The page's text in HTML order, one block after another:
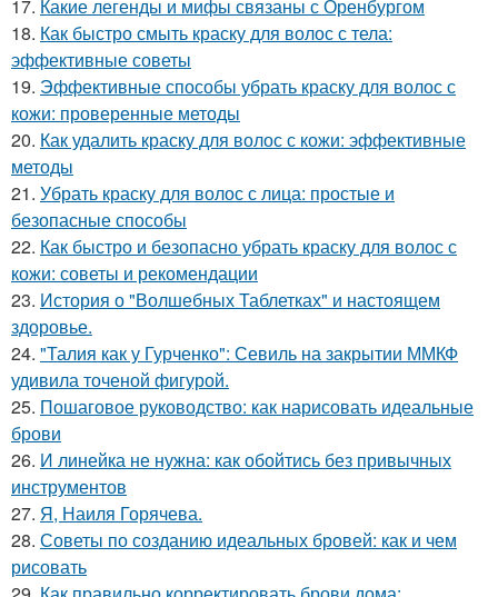
17. Какие легенды и мифы связаны с Оренбургом
18. Как быстро смыть краску для волос с тела:
эффективные советы
19. Эффективные способы убрать краску для волос с
кожи: проверенные методы
20. Как удалить краску для волос с кожи: эффективные
методы
21. Убрать краску для волос с лица: простые и
безопасные способы
22. Как быстро и безопасно убрать краску для волос с
кожи: советы и рекомендации
23. История о "Волшебных Таблетках" и настоящем
здоровье.
24. "Талия как у Гурченко": Севиль на закрытии ММКФ
удивила точеной фигурой.
25. Пошаговое руководство: как нарисовать идеальные
брови
26. И линейка не нужна: как обойтись без привычных
инструментов
27. Я, Наиля Горячева.
28. Советы по созданию идеальных бровей: как и чем
рисовать